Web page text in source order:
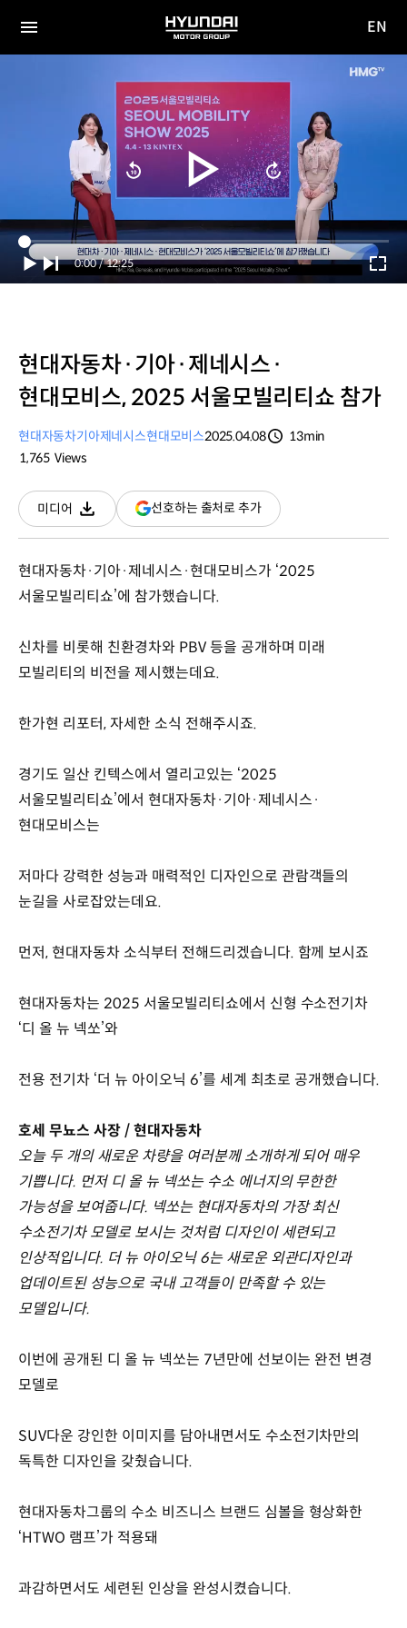
전체
HYUNDAI
MOTOR
사이
EN
Current
Time
0:00 / Duration
12:25
현대자동차·기아·제네시스·
현대모비스, 2025 서울모빌리티쇼 참가
현대자동차기아제네시스현대모비스2025.04.08
13min
1,765 Views
미디어
다운로드
선호하는 출처로 추가(새
창
현대자동차·기아·제네시스·현대모비스가 ‘2025
서울모빌리티쇼’에 참가했습니다.
신차를 비롯해 친환경차와 PBV 등을 공개하며 미래
모빌리티의 비전을 제시했는데요.
한가현 리포터, 자세한 소식 전해주시죠.
경기도 일산 킨텍스에서 열리고있는 ‘2025
서울모빌리티쇼’에서 현대자동차·기아·제네시스·
현대모비스는
저마다 강력한 성능과 매력적인 디자인으로 관람객들의
눈길을 사로잡았는데요.
먼저, 현대자동차 소식부터 전해드리겠습니다. 함께 보시죠
현대자동차는 2025 서울모빌리티쇼에서 신형 수소전기차
‘디 올 뉴 넥쏘’와
전용 전기차 ‘더 뉴 아이오닉 6’를 세계 최초로 공개했습니다.
호세 무뇨스 사장 / 현대자동차
오늘 두 개의 새로운 차량을 여러분께 소개하게 되어 매우
기쁩니다. 먼저 디 올 뉴 넥쏘는 수소 에너지의 무한한
가능성을 보여줍니다. 넥쏘는 현대자동차의 가장 최신
수소전기차 모델로 보시는 것처럼 디자인이 세련되고
인상적입니다. 더 뉴 아이오닉 6는 새로운 외관디자인과
업데이트된 성능으로 국내 고객들이 만족할 수 있는
모델입니다.
이번에 공개된 디 올 뉴 넥쏘는 7년만에 선보이는 완전 변경
모델로
SUV다운 강인한 이미지를 담아내면서도 수소전기차만의
독특한 디자인을 갖췄습니다.
현대자동차그룹의 수소 비즈니스 브랜드 심볼을 형상화한
‘HTWO 램프’가 적용돼
과감하면서도 세련된 인상을 완성시켰습니다.